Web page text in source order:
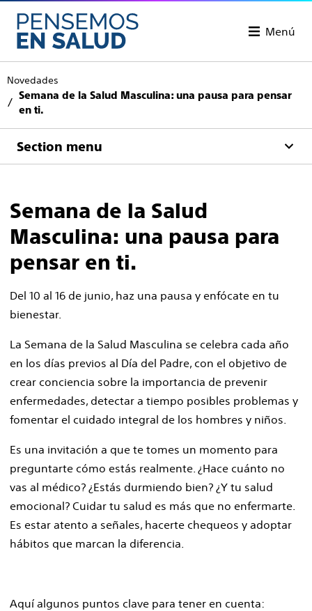
Menú
Novedades
Semana de la Salud Masculina: una pausa para pensar
en ti.
Section menu
Semana de la Salud
Masculina: una pausa para
pensar en ti.
Del 10 al 16 de junio, haz una pausa y enfócate en tu
bienestar.
La Semana de la Salud Masculina se celebra cada año
en los días previos al Día del Padre, con el objetivo de
crear conciencia sobre la importancia de prevenir
enfermedades, detectar a tiempo posibles problemas y
fomentar el cuidado integral de los hombres y niños.
Es una invitación a que te tomes un momento para
preguntarte cómo estás realmente. ¿Hace cuánto no
vas al médico? ¿Estás durmiendo bien? ¿Y tu salud
emocional? Cuidar tu salud es más que no enfermarte.
Es estar atento a señales, hacerte chequeos y adoptar
hábitos que marcan la diferencia.
Aquí algunos puntos clave para tener en cuenta: